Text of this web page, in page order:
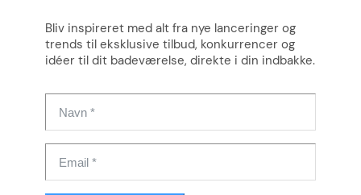
Bliv inspireret med alt fra nye lanceringer og
trends til eksklusive tilbud, konkurrencer og
idéer til dit badeværelse, direkte i din indbakke.